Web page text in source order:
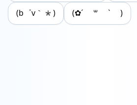
(b゜v｀*) (✿︎´ ꒳ ` )